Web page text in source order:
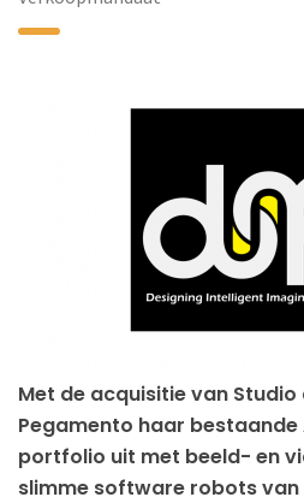
Met de acquisitie van
Pegamento haar
portfolio uit met beeld- en
slimme software robots van